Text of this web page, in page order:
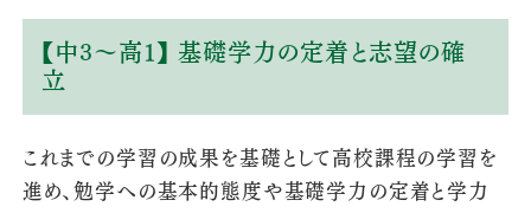
【中3～高1】 基礎学力の定着と志望の確
立
これまでの学習の成果を基礎として高校課程の学習を
進め、勉学への基本的態度や基礎学力の定着と学力